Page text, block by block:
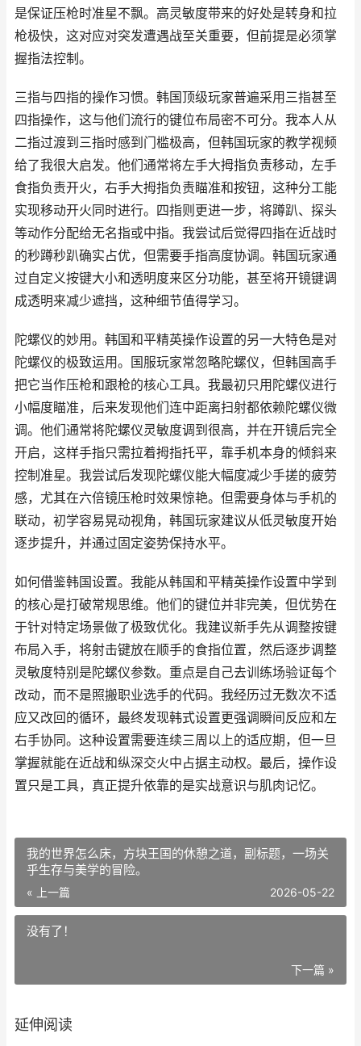
是保证压枪时准星不飘。高灵敏度带来的好处是转身和拉
枪极快，这对应对突发遭遇战至关重要，但前提是必须掌
握指法控制。
三指与四指的操作习惯。韩国顶级玩家普遍采用三指甚至
四指操作，这与他们流行的键位布局密不可分。我本人从
二指过渡到三指时感到门槛极高，但韩国玩家的教学视频
给了我很大启发。他们通常将左手大拇指负责移动，左手
食指负责开火，右手大拇指负责瞄准和按钮，这种分工能
实现移动开火同时进行。四指则更进一步，将蹲趴、探头
等动作分配给无名指或中指。我尝试后觉得四指在近战时
的秒蹲秒趴确实占优，但需要手指高度协调。韩国玩家通
过自定义按键大小和透明度来区分功能，甚至将开镜键调
成透明来减少遮挡，这种细节值得学习。
陀螺仪的妙用。韩国和平精英操作设置的另一大特色是对
陀螺仪的极致运用。国服玩家常忽略陀螺仪，但韩国高手
把它当作压枪和跟枪的核心工具。我最初只用陀螺仪进行
小幅度瞄准，后来发现他们连中距离扫射都依赖陀螺仪微
调。他们通常将陀螺仪灵敏度调到很高，并在开镜后完全
开启，这样手指只需拉着拇指托平，靠手机本身的倾斜来
控制准星。我尝试后发现陀螺仪能大幅度减少手搓的疲劳
感，尤其在六倍镜压枪时效果惊艳。但需要身体与手机的
联动，初学容易晃动视角，韩国玩家建议从低灵敏度开始
逐步提升，并通过固定姿势保持水平。
如何借鉴韩国设置。我能从韩国和平精英操作设置中学到
的核心是打破常规思维。他们的键位并非完美，但优势在
于针对特定场景做了极致优化。我建议新手先从调整按键
布局入手，将射击键放在顺手的食指位置，然后逐步调整
灵敏度特别是陀螺仪参数。重点是自己去训练场验证每个
改动，而不是照搬职业选手的代码。我经历过无数次不适
应又改回的循环，最终发现韩式设置更强调瞬间反应和左
右手协同。这种设置需要连续三周以上的适应期，但一旦
掌握就能在近战和纵深交火中占据主动权。最后，操作设
置只是工具，真正提升依靠的是实战意识与肌肉记忆。
我的世界怎么床，方块王国的休憩之道，副标题，一场关
乎生存与美学的冒险。
« 上一篇 2026-05-22
没有了！
下一篇 »
延伸阅读